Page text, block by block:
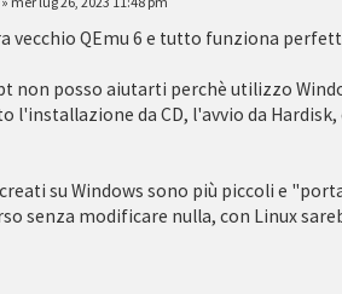
vecchio QEmu 6 e tutto funziona
non posso aiutarti perchè utilizzo
l'installazione da CD, l'avvio da
su Windows sono più piccoli e
senza modificare nulla, con Linux